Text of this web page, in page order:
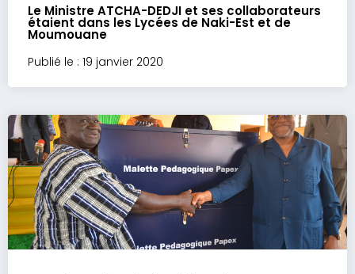
Le Ministre ATCHA-DEDJI et ses collaborateurs
étaient dans les Lycées de Naki-Est et de
Moumouane
Publié le : 19 janvier 2020